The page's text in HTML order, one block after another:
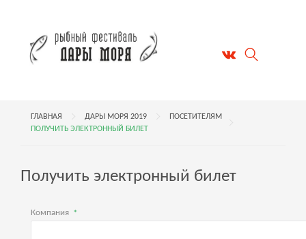
ГЛАВНАЯ ДАРЫ МОРЯ 2019
ПОСЕТИТЕЛЯМ
ПОЛУЧИТЬ ЭЛЕКТРОННЫЙ БИЛЕТ
Получить электронный билет
Компания